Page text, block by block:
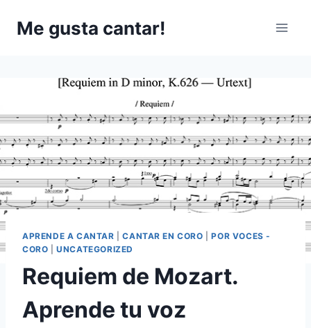
Me gusta cantar!
APRENDE A CANTAR |CANTAR EN CORO |POR VOCES -
CORO |UNCATEGORIZED
Requiem de Mozart.
Aprende tu voz